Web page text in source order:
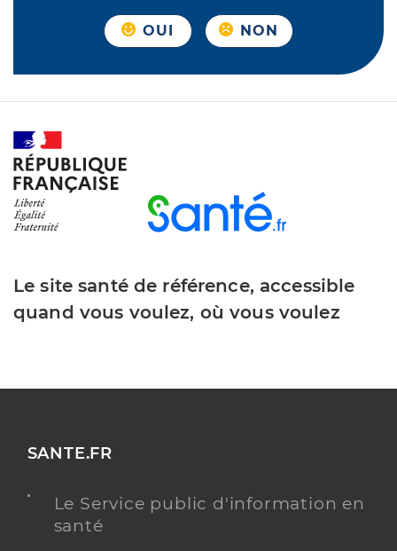
OUI NON
Le site santé de référence, accessible
quand vous voulez, où vous voulez
SANTE.FR
Le Service public d'information en
santé